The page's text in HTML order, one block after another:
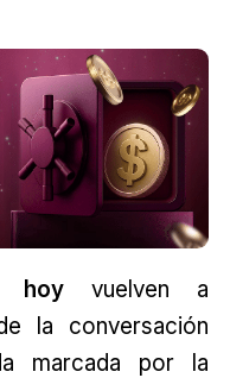
hoy vuelven a
la conversación
marcada por la